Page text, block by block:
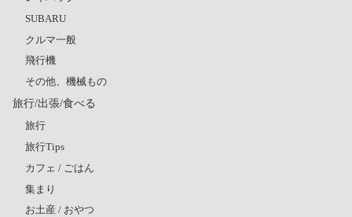
SUBARU
クルマ一般
飛行機
その他、機械もの
旅行/出張/食べる
旅行
旅行Tips
カフェ / ごはん
集まり
お土産 / おやつ